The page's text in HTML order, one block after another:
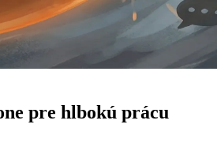
pre hlbokú prácu